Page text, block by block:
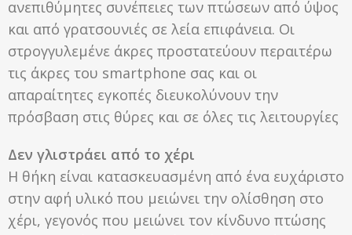
ανεπιθύμητες συνέπειες των πτώσεων από ύψος
και από γρατσουνιές σε λεία επιφάνεια. Οι
στρογγυλεμένε άκρες προστατεύουν περαιτέρω
τις άκρες του smartphone σας και οι
απαραίτητες εγκοπές διευκολύνουν την
πρόσβαση στις θύρες και σε όλες τις λειτουργίες
Δεν γλιστράει από το χέρι
Η θήκη είναι κατασκευασμένη από ένα ευχάριστο
στην αφή υλικό που μειώνει την ολίσθηση στο
χέρι, γεγονός που μειώνει τον κίνδυνο πτώσης